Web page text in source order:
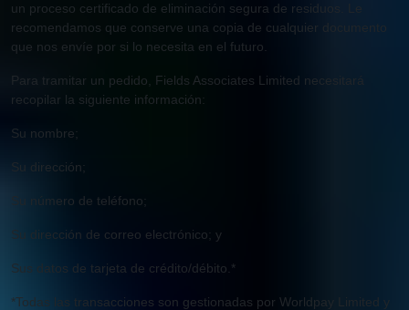
un proceso certificado de eliminación segura de residuos. Le
recomendamos que conserve una copia de cualquier documento
que nos envíe por si lo necesita en el futuro.
Para tramitar un pedido, Fields Associates Limited necesitará
recopilar la siguiente información:
Su nombre;
Su dirección;
Su número de teléfono;
Su dirección de correo electrónico; y
Sus datos de tarjeta de crédito/débito.*
*Todas las transacciones son gestionadas por Worldpay Limited y